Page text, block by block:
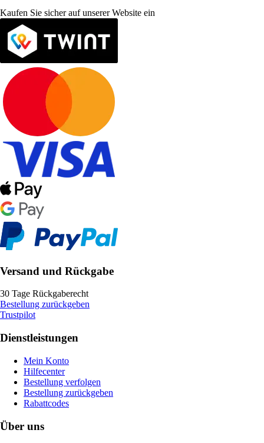
Kaufen Sie sicher auf unserer Website ein
Versand und Rückgabe
30 Tage Rückgaberecht
Bestellung zurückgeben
Trustpilot
Dienstleistungen
Mein Konto
Hilfecenter
Bestellung verfolgen
Bestellung zurückgeben
Rabattcodes
Über uns